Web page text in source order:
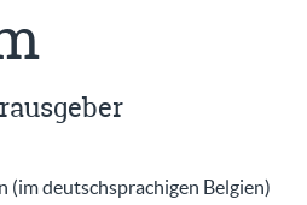
(im deutschsprachigen Belgien)